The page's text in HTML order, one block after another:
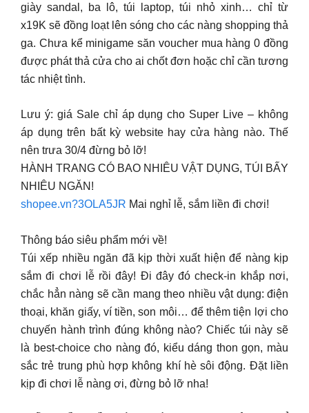
giày sandal, ba lô, túi laptop, túi nhỏ xinh… chỉ từ
x19K sẽ đồng loạt lên sóng cho các nàng shopping thả
ga. Chưa kể minigame săn voucher mua hàng 0 đồng
được phát thả cửa cho ai chốt đơn hoặc chỉ cần tương
tác nhiệt tình.
Lưu ý: giá Sale chỉ áp dụng cho Super Live – không
áp dụng trên bất kỳ website hay cửa hàng nào. Thế
nên trưa 30/4 đừng bỏ lỡ!
HÀNH TRANG CÓ BAO NHIÊU VẬT DỤNG, TÚI BẤY
NHIÊU NGĂN!
shopee.vn?3OLA5JR Mai nghỉ lễ, sắm liền đi chơi!
Thông báo siêu phẩm mới về!
Túi xếp nhiều ngăn đã kịp thời xuất hiện để nàng kịp
sắm đi chơi lễ rồi đây! Đi đây đó check-in khắp nơi,
chắc hẳn nàng sẽ cần mang theo nhiều vật dụng: điện
thoại, khăn giấy, ví tiền, son môi… để thêm tiện lợi cho
chuyến hành trình đúng không nào? Chiếc túi này sẽ
là best-choice cho nàng đó, kiểu dáng thon gọn, màu
sắc trẻ trung phù hợp không khí hè sôi động. Đặt liền
kịp đi chơi lễ nàng ơi, đừng bỏ lỡ nha!